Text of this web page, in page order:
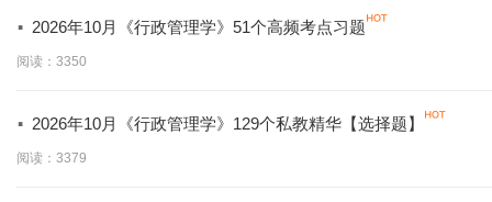
· 2026年10月《行政管理学》51个高频考点习题
阅读：3350
· 2026年10月《行政管理学》129个私教精华【选择题】
阅读：3379